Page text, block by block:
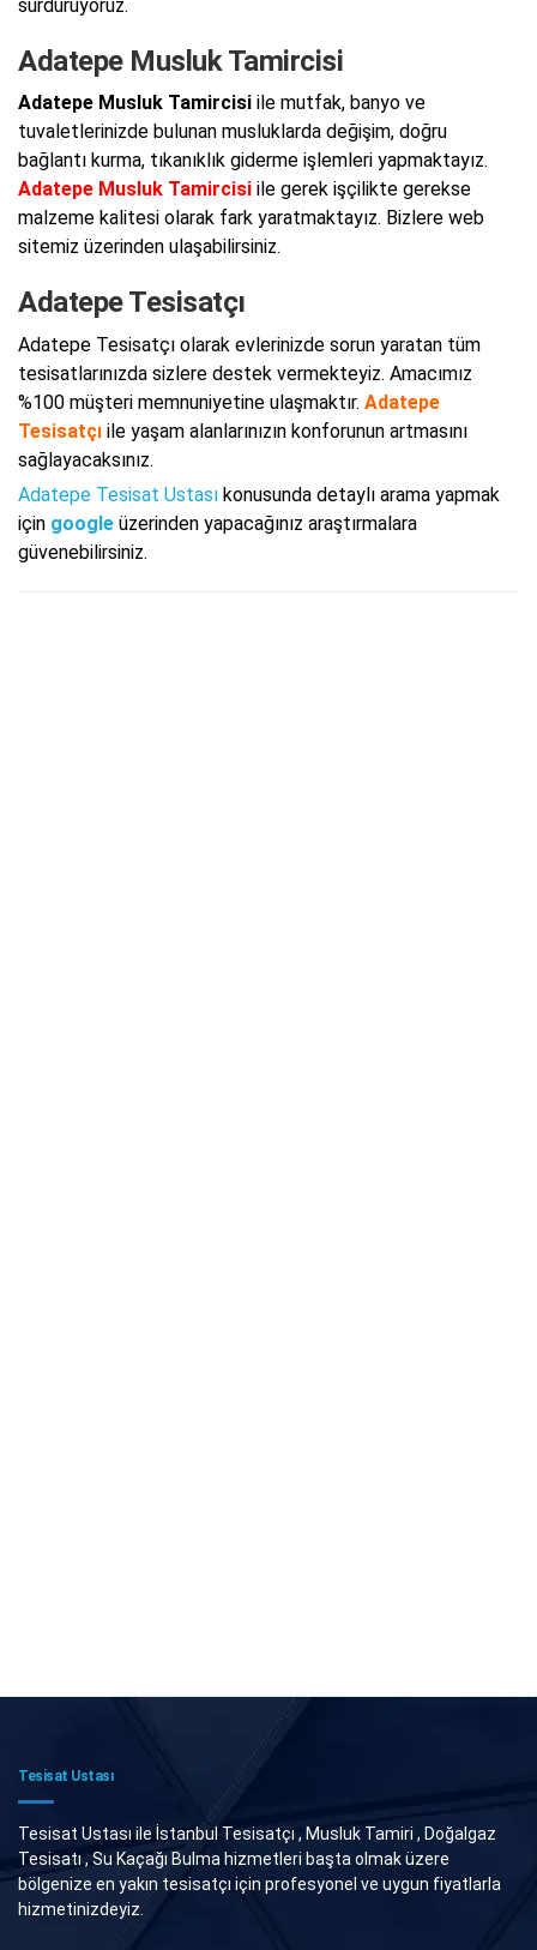
sürdürüyoruz.
Adatepe Musluk Tamircisi
Adatepe Musluk Tamircisi ile mutfak, banyo ve
tuvaletlerinizde bulunan musluklarda değişim, doğru
bağlantı kurma, tıkanıklık giderme işlemleri yapmaktayız.
Adatepe Musluk Tamircisi ile gerek işçilikte gerekse
malzeme kalitesi olarak fark yaratmaktayız. Bizlere web
sitemiz üzerinden ulaşabilirsiniz.
Adatepe Tesisatçı
Adatepe Tesisatçı olarak evlerinizde sorun yaratan tüm
tesisatlarınızda sizlere destek vermekteyiz. Amacımız
%100 müşteri memnuniyetine ulaşmaktır. Adatepe
Tesisatçı ile yaşam alanlarınızın konforunun artmasını
sağlayacaksınız.
Adatepe Tesisat Ustası konusunda detaylı arama yapmak
için google üzerinden yapacağınız araştırmalara
güvenebilirsiniz.
Tesisat Ustası
Tesisat Ustası ile İstanbul Tesisatçı , Musluk Tamiri , Doğalgaz
Tesisatı , Su Kaçağı Bulma hizmetleri başta olmak üzere
bölgenize en yakın tesisatçı için profesyonel ve uygun fiyatlarla
hizmetinizdeyiz.